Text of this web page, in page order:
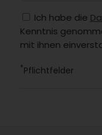
Ich habe die
Kenntnis
mit ihnen
*Pflichtfelder